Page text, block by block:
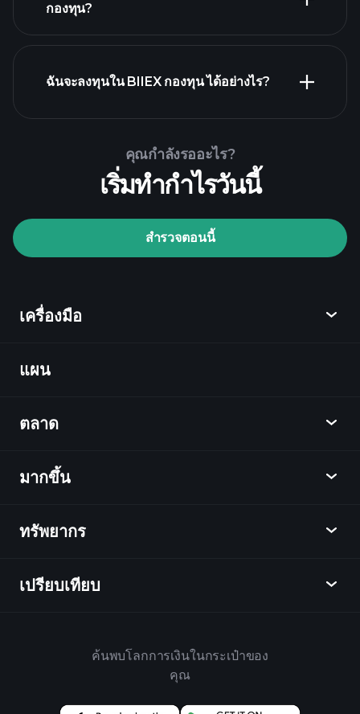
กองทุน?
ฉันจะลงทุนใน BIIEX กองทุน ได้อย่างไร?
Playtrade Tournaments
โบรกเกอร์ที่แนะนำ
คุณกำลังรออะไร?
เริ่มทำกำไรวันนี้
สำรวจตอนนี้
เครื่องมือ
ค้นพบ
ศูนย์กลางการเรียนรู้
เดสก์ท็อป
แผน
ตลาด
ภาพรวม
ดัชนี
มากขึ้น
เป็นพันธมิตร
เกี่ยวกับเพลย์เทรด
ทรัพยากร
ศูนย์ช่วยเหลือ
เปรียบเทียบ
Yahoo Finance
ค้นพบโลกการเงินในกระเป๋าของ
คุณ